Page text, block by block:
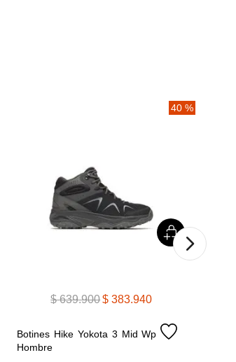
40 %
$ 639.900$ 383.940
Botines Hike Yokota 3 Mid Wp
Hombre